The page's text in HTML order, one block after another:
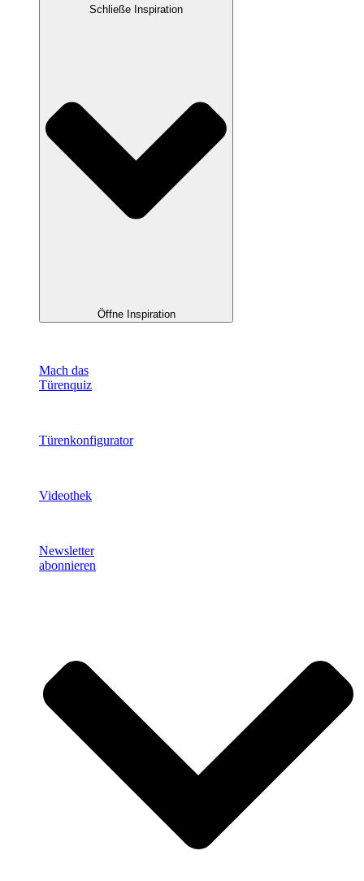
Schließe Inspiration
Öffne Inspiration
Mach das
Türenquiz
Türenkonfigurator
Videothek
Newsletter
abonnieren